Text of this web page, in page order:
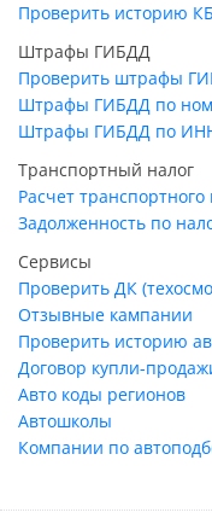
Проверить историю
Штрафы ГИБДД
Проверить штрафы
Штрафы ГИБДД по
Штрафы ГИБДД по
Транспортный налог
Расчет транспортного
Задолженность по
Сервисы
Проверить ДК
Отзывные кампании
Проверить историю
Договор купли-
Авто коды регионов
Автошколы
Компании по